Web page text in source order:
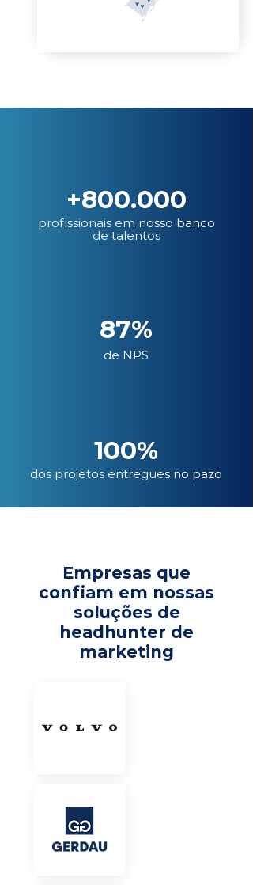
+800.000
profissionais em nosso banco
de talentos
87%
de NPS
100%
dos projetos entregues no pazo
Empresas que
confiam em nossas
soluções de
headhunter de
marketing